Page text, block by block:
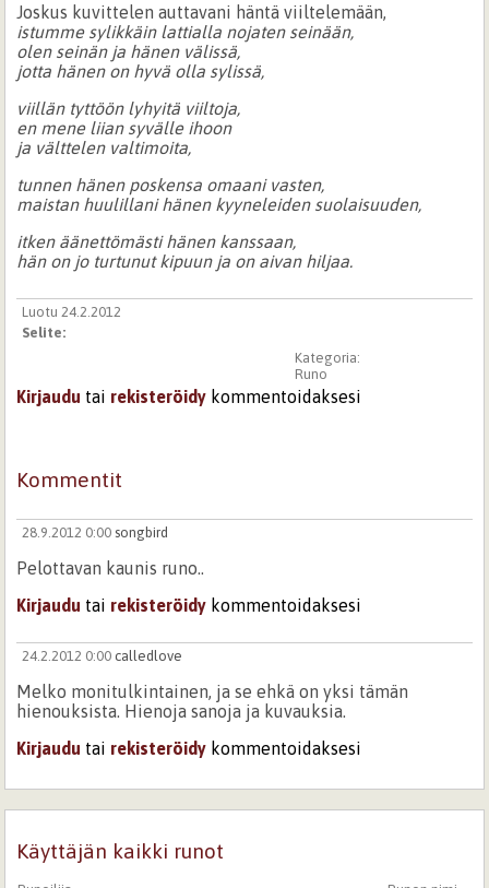
Joskus kuvittelen auttavani häntä viiltelemään,
istumme sylikkäin lattialla nojaten seinään,
olen seinän ja hänen välissä,
jotta hänen on hyvä olla sylissä,
viillän tyttöön lyhyitä viiltoja,
en mene liian syvälle ihoon
ja välttelen valtimoita,
tunnen hänen poskensa omaani vasten,
maistan huulillani hänen kyyneleiden suolaisuuden,
itken äänettömästi hänen kanssaan,
hän on jo turtunut kipuun ja on aivan hiljaa.
Luotu 24.2.2012
Selite:
Kategoria:
Runo
Kirjaudu tai rekisteröidy kommentoidaksesi
Kommentit
28.9.2012 0:00 songbird
Pelottavan kaunis runo..
Kirjaudu tai rekisteröidy kommentoidaksesi
24.2.2012 0:00 calledlove
Melko monitulkintainen, ja se ehkä on yksi tämän
hienouksista. Hienoja sanoja ja kuvauksia.
Kirjaudu tai rekisteröidy kommentoidaksesi
Käyttäjän kaikki runot